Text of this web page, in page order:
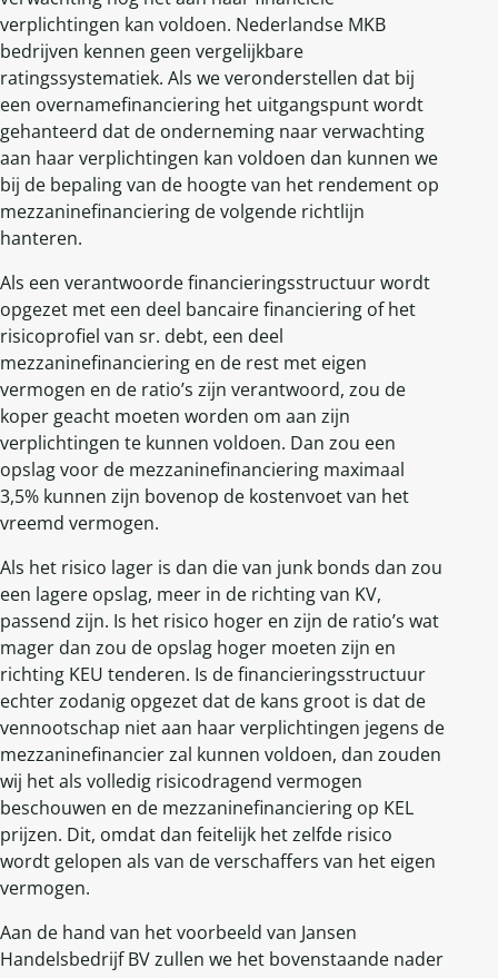
verplichtingen kan voldoen. Nederlandse MKB
bedrijven kennen geen vergelijkbare
ratingssystematiek. Als we veronderstellen dat bij
een overnamefinanciering het uitgangspunt wordt
gehanteerd dat de onderneming naar verwachting
aan haar verplichtingen kan voldoen dan kunnen we
bij de bepaling van de hoogte van het rendement op
mezzaninefinanciering de volgende richtlijn
hanteren.
Als een verantwoorde financieringsstructuur wordt
opgezet met een deel bancaire financiering of het
risicoprofiel van sr. debt, een deel
mezzaninefinanciering en de rest met eigen
vermogen en de ratio’s zijn verantwoord, zou de
koper geacht moeten worden om aan zijn
verplichtingen te kunnen voldoen. Dan zou een
opslag voor de mezzaninefinanciering maximaal
3,5% kunnen zijn bovenop de kostenvoet van het
vreemd vermogen.
Als het risico lager is dan die van junk bonds dan zou
een lagere opslag, meer in de richting van KV,
passend zijn. Is het risico hoger en zijn de ratio’s wat
mager dan zou de opslag hoger moeten zijn en
richting KEU tenderen. Is de financieringsstructuur
echter zodanig opgezet dat de kans groot is dat de
vennootschap niet aan haar verplichtingen jegens de
mezzaninefinancier zal kunnen voldoen, dan zouden
wij het als volledig risicodragend vermogen
beschouwen en de mezzaninefinanciering op KEL
prijzen. Dit, omdat dan feitelijk het zelfde risico
wordt gelopen als van de verschaffers van het eigen
vermogen.
Aan de hand van het voorbeeld van Jansen
Handelsbedrijf BV zullen we het bovenstaande nader